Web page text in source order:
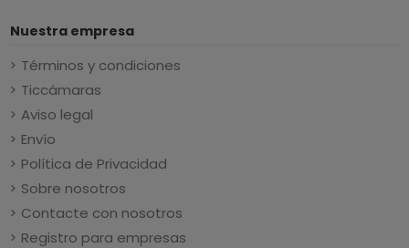
Nuestra empresa
Términos y condiciones
Ticcámaras
Aviso legal
Envío
Política de Privacidad
Sobre nosotros
Contacte con nosotros
Registro para empresas